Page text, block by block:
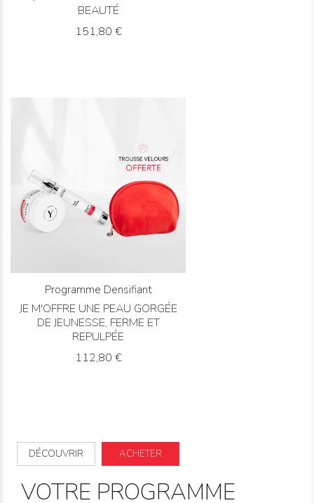
BEAUTÉ
Prix
151,80 €
Programme Densifiant
JE M'OFFRE UNE PEAU GORGÉE
DE JEUNESSE, FERME ET
REPULPÉE
Prix
112,80 €
DÉCOUVRIR ACHETER
VOTRE PROGRAMME